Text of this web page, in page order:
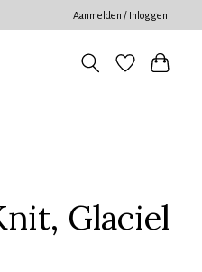
Aanmelden / Inloggen
Glaciel